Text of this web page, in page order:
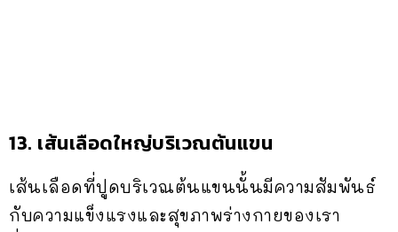
13. เส้นเลือดใหญ่บริเวณต้นแขน
เส้นเลือดที่ปูดบริเวณต้นแขนนั้นมีความสัมพันธ์
กับความแข็งแรงและสุขภาพร่างกายของเรา